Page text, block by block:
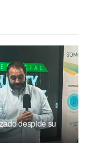
despide su